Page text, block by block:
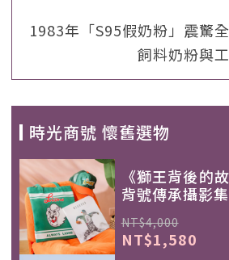
1983年「S95假奶粉」震驚
飼料奶粉與
時光商號 懷舊選物
《獅王背後的
背號傳承攝影集
NT$4,000
NT$1,580